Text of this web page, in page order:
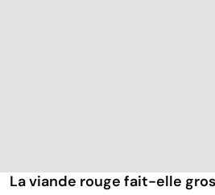
La viande rouge fait-elle